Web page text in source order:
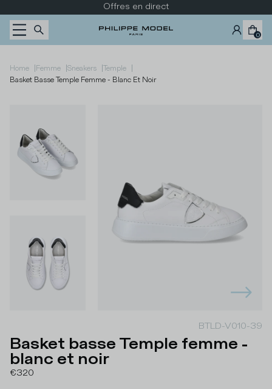
Offres en direct
0
Home |Femme |Sneakers |Temple |
Basket Basse Temple Femme - Blanc Et Noir
BTLD-V010-39
Basket basse Temple femme -
blanc et noir
€320